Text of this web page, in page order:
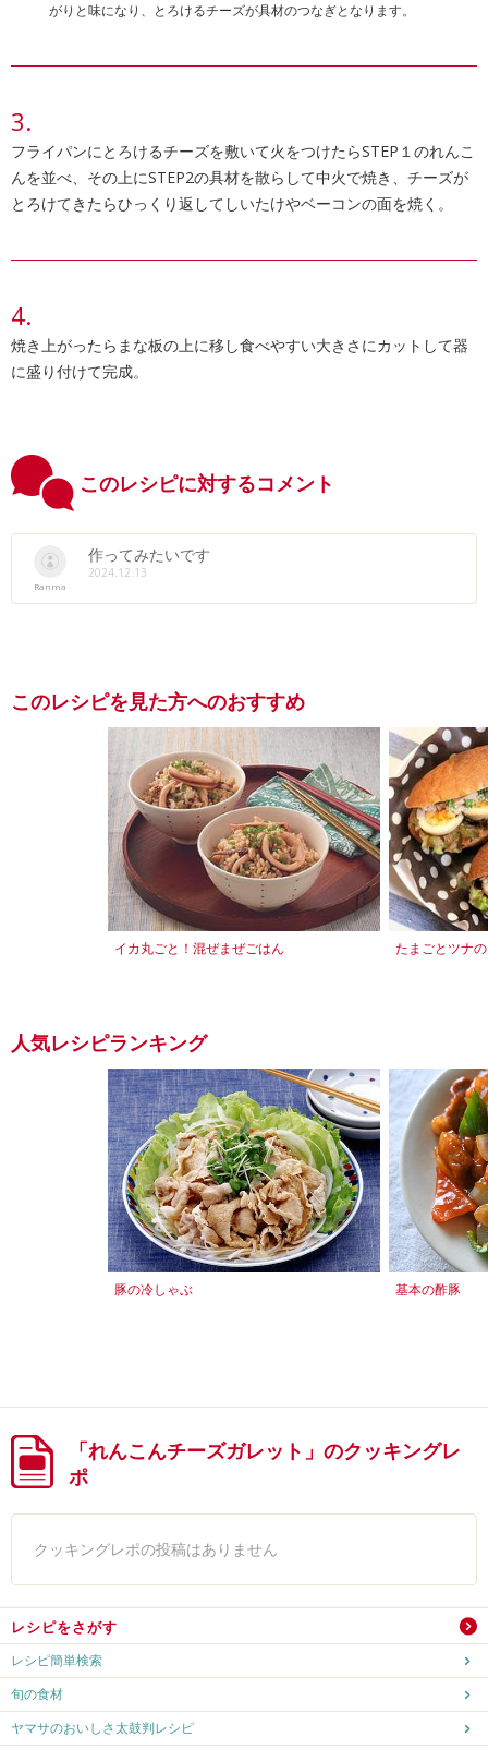
がりと味になり、とろけるチーズが具材のつなぎとなります。
フライパンにとろけるチーズを敷いて火をつけたらSTEP１のれんこ
んを並べ、その上にSTEP2の具材を散らして中火で焼き、チーズが
とろけてきたらひっくり返してしいたけやベーコンの面を焼く。
焼き上がったらまな板の上に移し食べやすい大きさにカットして器
に盛り付けて完成。
このレシピに対するコメント
Ranma
作ってみたいです
2024.12.13
このレシピを見た方へのおすすめ
イカ丸ごと！混ぜまぜごはん たまごとツナ
人気レシピランキング
豚の冷しゃぶ 基本の酢豚
「れんこんチーズガレット」のクッキングレ
ポ
クッキングレポの投稿はありません
レシピをさがす
レシピ簡単検索
旬の食材
ヤマサのおいしさ太鼓判レシピ